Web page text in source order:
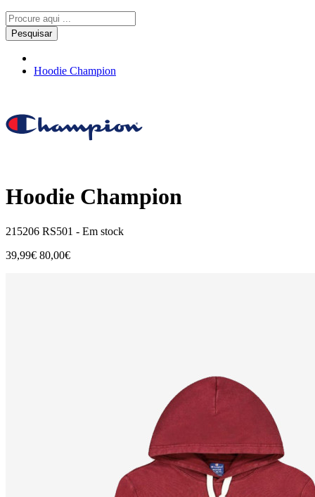
Pesquisar
Hoodie Champion
Hoodie Champion
215206 RS501 - Em stock
39,99€ 80,00€